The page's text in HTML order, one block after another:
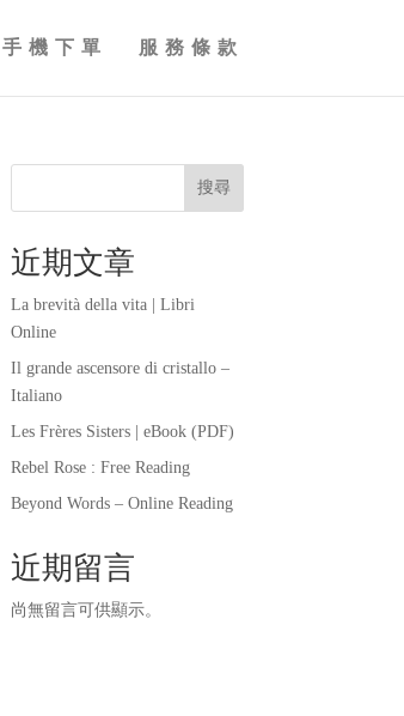
手機下單 服務條款
搜尋
近期文章
La brevità della vita | Libri
Online
Il grande ascensore di cristallo –
Italiano
Les Frères Sisters | eBook (PDF)
Rebel Rose : Free Reading
Beyond Words – Online Reading
近期留言
尚無留言可供顯示。